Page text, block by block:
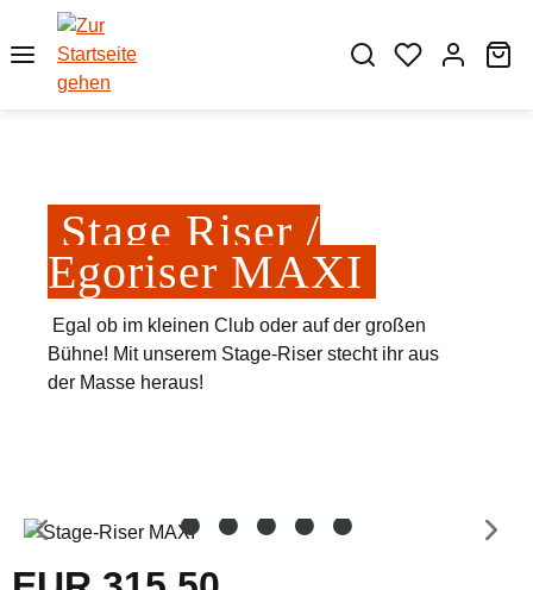
Zum Hauptinhalt springen
Stage Riser /
Egoriser MAXI
Egal ob im kleinen Club oder auf der großen
Bühne! Mit unserem Stage-Riser stecht ihr aus
der Masse heraus!
Bildergalerie überspringen
Regulärer Preis: